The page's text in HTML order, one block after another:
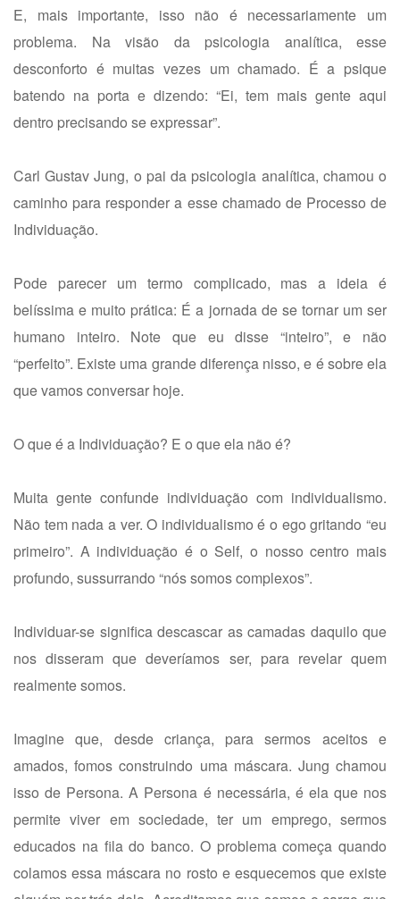
E, mais importante, isso não é necessariamente um
problema. Na visão da psicologia analítica, esse
desconforto é muitas vezes um chamado. É a psique
batendo na porta e dizendo: “Ei, tem mais gente aqui
dentro precisando se expressar”.
Carl Gustav Jung, o pai da psicologia analítica, chamou o
caminho para responder a esse chamado de Processo de
Individuação.
Pode parecer um termo complicado, mas a ideia é
belíssima e muito prática: É a jornada de se tornar um ser
humano inteiro. Note que eu disse “inteiro”, e não
“perfeito”. Existe uma grande diferença nisso, e é sobre ela
que vamos conversar hoje.
O que é a Individuação? E o que ela não é?
Muita gente confunde individuação com individualismo.
Não tem nada a ver. O individualismo é o ego gritando “eu
primeiro”. A individuação é o Self, o nosso centro mais
profundo, sussurrando “nós somos complexos”.
Individuar-se significa descascar as camadas daquilo que
nos disseram que deveríamos ser, para revelar quem
realmente somos.
Imagine que, desde criança, para sermos aceitos e
amados, fomos construindo uma máscara. Jung chamou
isso de Persona. A Persona é necessária, é ela que nos
permite viver em sociedade, ter um emprego, sermos
educados na fila do banco. O problema começa quando
colamos essa máscara no rosto e esquecemos que existe